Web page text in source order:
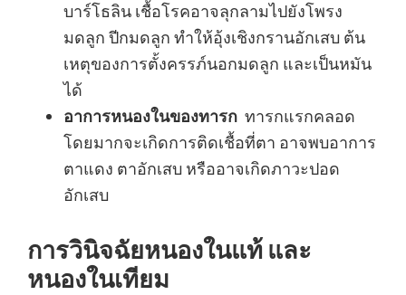
บาร์โธลิน เชื้อโรคอาจลุกลามไปยังโพรง
มดลูก ปีกมดลูก ทำให้อุ้งเชิงกรานอักเสบ ต้น
เหตุของการตั้งครรภ์นอกมดลูก และเป็นหมัน
ได้
อาการหนองในของทารก ทารกแรกคลอด
โดยมากจะเกิดการติดเชื้อที่ตา อาจพบอาการ
ตาแดง ตาอักเสบ หรืออาจเกิดภาวะปอด
อักเสบ
การวินิจฉัยหนองในแท้ และ
หนองในเทียม